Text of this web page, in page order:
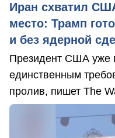
Иран схватил
место: Трамп
и без ядерной
Президент США уже
единственным
пролив, пишет The